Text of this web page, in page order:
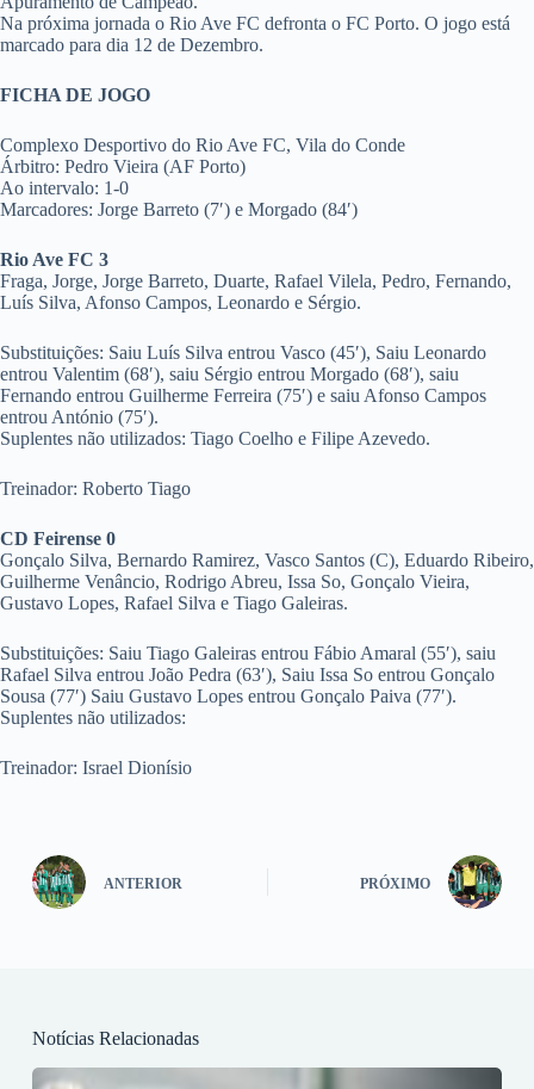
Na próxima jornada o Rio Ave FC defronta o FC Porto. O jogo está
marcado para dia 12 de Dezembro.
FICHA DE JOGO
Complexo Desportivo do Rio Ave FC, Vila do Conde
Árbitro: Pedro Vieira (AF Porto)
Ao intervalo: 1-0
Marcadores: Jorge Barreto (7′) e Morgado (84′)
Rio Ave FC 3
Fraga, Jorge, Jorge Barreto, Duarte, Rafael Vilela, Pedro, Fernando,
Luís Silva, Afonso Campos, Leonardo e Sérgio.
Substituições: Saiu Luís Silva entrou Vasco (45′), Saiu Leonardo
entrou Valentim (68′), saiu Sérgio entrou Morgado (68′), saiu
Fernando entrou Guilherme Ferreira (75′) e saiu Afonso Campos
entrou António (75′).
Suplentes não utilizados: Tiago Coelho e Filipe Azevedo.
Treinador: Roberto Tiago
CD Feirense 0
Gonçalo Silva, Bernardo Ramirez, Vasco Santos (C), Eduardo Ribeiro,
Guilherme Venâncio, Rodrigo Abreu, Issa So, Gonçalo Vieira,
Gustavo Lopes, Rafael Silva e Tiago Galeiras.
Substituições: Saiu Tiago Galeiras entrou Fábio Amaral (55′), saiu
Rafael Silva entrou João Pedra (63′), Saiu Issa So entrou Gonçalo
Sousa (77′) Saiu Gustavo Lopes entrou Gonçalo Paiva (77′).
Suplentes não utilizados:
Treinador: Israel Dionísio
ANTERIOR PRÓXIMO
Notícias Relacionadas